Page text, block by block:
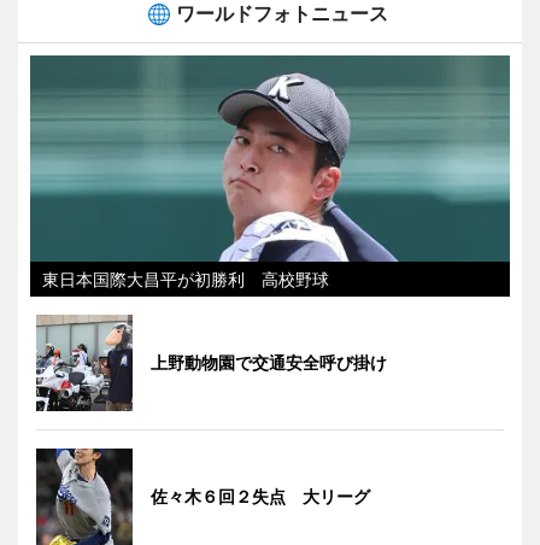
ワールドフォトニュース
東日本国際大昌平が初勝利 高校野球
上野動物園で交通安全呼び掛け
佐々木６回２失点 大リーグ